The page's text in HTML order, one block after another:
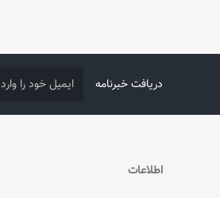
دریافت خبرنامه
اطلاعات